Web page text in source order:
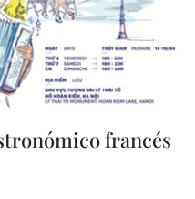
francés